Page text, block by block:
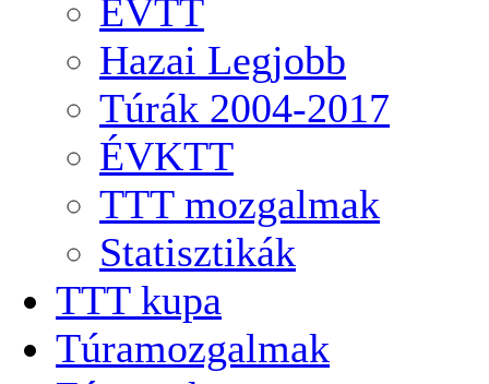
ÉVTT
Hazai Legjobb
Túrák 2004-2017
ÉVKTT
TTT mozgalmak
Statisztikák
TTT kupa
Túramozgalmak